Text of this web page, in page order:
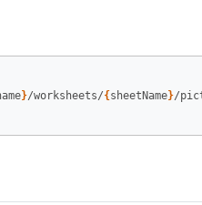
}/worksheets/{ sheetName}/